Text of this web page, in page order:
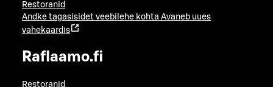
Restoranid
Andke tagasisidet veebilehe kohta Avaneb uues
vahekaardis
Raflaamo.fi
Restoranid